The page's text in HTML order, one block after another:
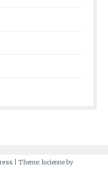
Theme: lucienne by